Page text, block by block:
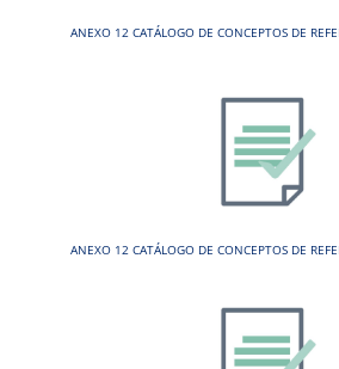
ANEXO 12 CATÁLOGO DE CONCEPTOS DE
ANEXO 12 CATÁLOGO DE CONCEPTOS DE